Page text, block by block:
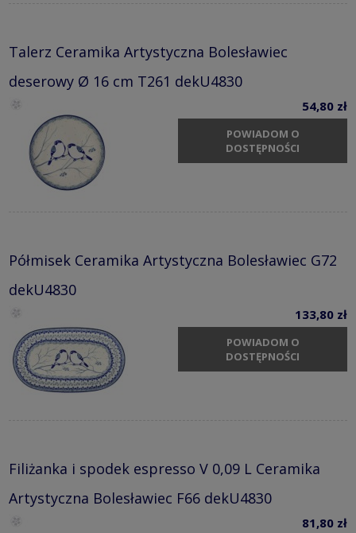
Talerz Ceramika Artystyczna Bolesławiec
deserowy Ø 16 cm T261 dekU4830
54,80 zł
POWIADOM O
DOSTĘPNOŚCI
Półmisek Ceramika Artystyczna Bolesławiec G72
dekU4830
133,80 zł
POWIADOM O
DOSTĘPNOŚCI
Filiżanka i spodek espresso V 0,09 L Ceramika
Artystyczna Bolesławiec F66 dekU4830
81,80 zł